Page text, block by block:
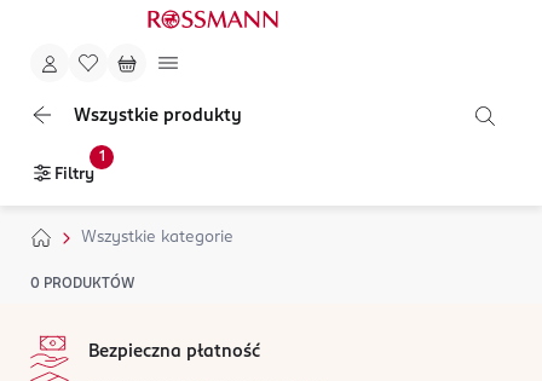
Wszystkie produkty
Filtry
1
Wszystkie kategorie
0 PRODUKTÓW
Bezpieczna płatność